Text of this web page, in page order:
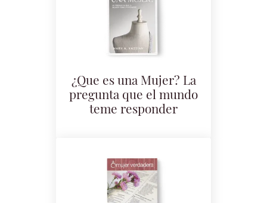
¿Que es una Mujer? La
pregunta que el mundo
teme responder